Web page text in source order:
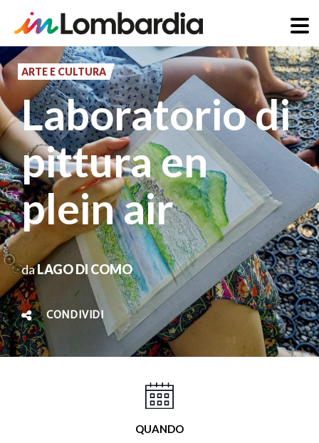
Salta
al
contenuto
principale
ARTE E CULTURA
Laboratorio di
pittura en
plein air
daLAGO DI COMO
CONDIVIDI
QUANDO